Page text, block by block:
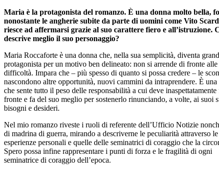
Maria è la protagonista del romanzo. È una donna molto bella,
nonostante le angherie subite da parte di uomini come Vito
riesce ad affermarsi grazie al suo carattere fiero e all’istruzione.
descrive meglio il suo personaggio?
Maria Roccaforte è una donna che, nella sua semplicità, diventa
protagonista per un motivo ben delineato: non si arrende di fronte alle
difficoltà. Impara che – più spesso di quanto si possa credere – le
nascondono altre opportunità, nuovi cammini da intraprendere. È una
che sente tutto il peso delle responsabilità a cui deve inaspettatamente
fronte e fa del suo meglio per sostenerlo rinunciando, a volte, ai suoi
bisogni e desideri.
Nel mio romanzo riveste i ruoli di referente dell’Ufficio Notizie
di madrina di guerra, mirando a descriverne le peculiarità attraverso le
esperienze personali e quelle delle seminatrici di coraggio che la
Spero possa infine rappresentare i punti di forza e le fragilità di ogni
seminatrice di coraggio dell’epoca.